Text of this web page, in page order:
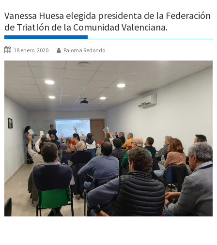
Vanessa Huesa elegida presidenta de la Federación
de Triatlón de la Comunidad Valenciana.
18 enero, 2020 Paloma Redondo